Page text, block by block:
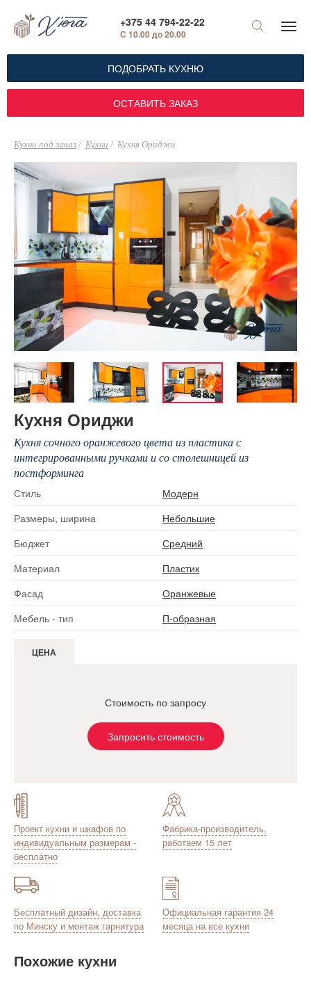
+375 44 794-22-22
С 10.00 до 20.00
ПОДОБРАТЬ КУХНЮ
ОСТАВИТЬ ЗАКАЗ
Кухни под заказ Кухни Кухня Ориджи
Кухня Ориджи
Кухня сочного оранжевого цвета из пластика с
интегрированными ручками и со столешницей из
постформинга
Стиль
Модерн
Размеры, ширина
Небольшие
Бюджет
Средний
Материал
Пластик
Фасад
Оранжевые
Мебель - тип
П-образная
ЦЕНА
Стоимость по запросу
Запросить стоимость
Проект кухни и шкафов по
индивидуальным размерам -
бесплатно
Фабрика-производитель,
работаем 15 лет
Бесплатный дизайн, доставка
по Минску и монтаж гарнитура
Официальная гарантия 24
месяца на все кухни
Похожие кухни